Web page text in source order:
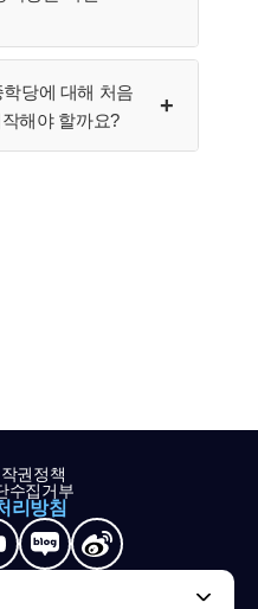
당에 대해 처음
해야 할까요?
권정책
수집거부
리방침